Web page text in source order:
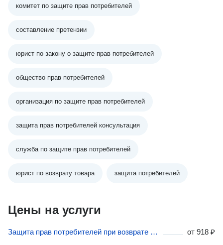
комитет по защите прав потребителей
составление претензии
юрист по закону о защите прав потребителей
общество прав потребителей
организация по защите прав потребителей
защита прав потребителей консультация
служба по защите прав потребителей
юрист по возврату товара защита потребителей
Цены на услуги
Защита прав потребителей при возврате денег за некачественные услуги в Ставропольском крае от 918 ₽